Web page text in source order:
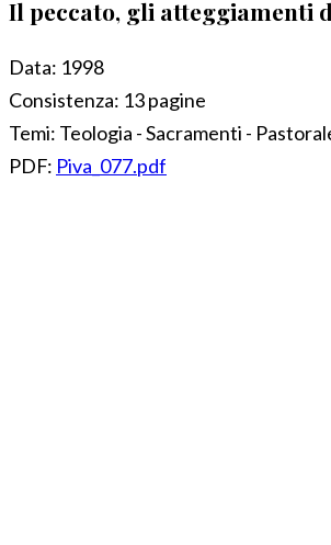
Il peccato, gli atteggiamenti
Data: 1998
Consistenza: 13 pagine
Temi: Teologia - Sacramenti -
PDF: Piva_077.pdf